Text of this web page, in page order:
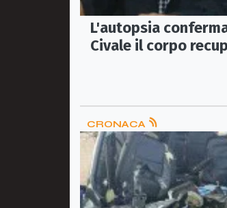
L'autopsia
Civale il corpo
CRONACA